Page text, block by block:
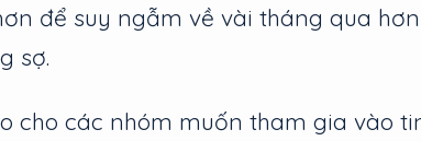
để suy ngẫm về vài tháng qua
sợ.
cho các nhóm muốn tham gia vào